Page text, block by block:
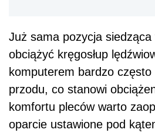
Już sama pozycja
obciążyć kręgosłup
komputerem bardzo często
przodu, co stanowi
komfortu pleców warto
oparcie ustawione pod